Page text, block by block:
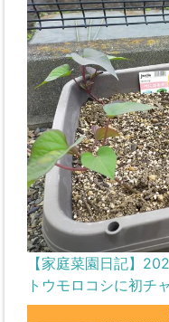
【家庭菜園日記】
トウモロコシに初チ